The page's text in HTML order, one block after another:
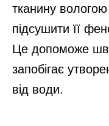
тканину
підсушити її
Це допоможе
запобігає
від води.